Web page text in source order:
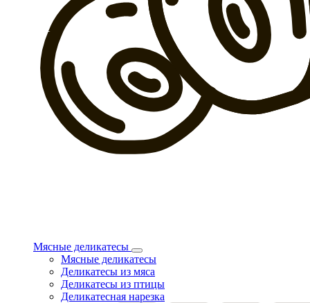
Мясные деликатесы
Мясные деликатесы
Деликатесы из мяса
Деликатесы из птицы
Деликатесная нарезка